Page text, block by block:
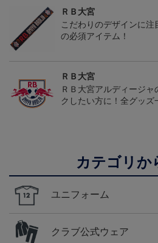
ＲＢ大宮
こだわりのデザインに
の必須アイテム！
ＲＢ大宮
ＲＢ大宮アルディージ
クしたい方に！全グッズ
カテゴリか
ユニフォーム
クラブ公式ウェア